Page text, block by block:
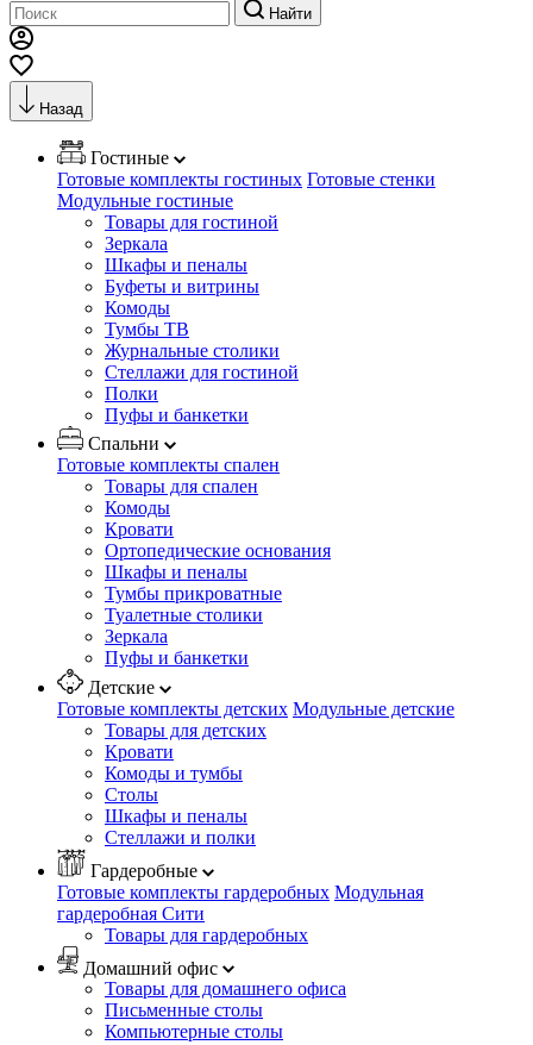
Найти
Назад
Гостиные
Готовые комплекты гостиных Готовые стенки
Модульные гостиные
Товары для гостиной
Зеркала
Шкафы и пеналы
Буфеты и витрины
Комоды
Тумбы ТВ
Журнальные столики
Стеллажи для гостиной
Полки
Пуфы и банкетки
Спальни
Готовые комплекты спален
Товары для спален
Комоды
Кровати
Ортопедические основания
Шкафы и пеналы
Тумбы прикроватные
Туалетные столики
Зеркала
Пуфы и банкетки
Детские
Готовые комплекты детских Модульные детские
Товары для детских
Кровати
Комоды и тумбы
Столы
Шкафы и пеналы
Стеллажи и полки
Гардеробные
Готовые комплекты гардеробных Модульная
гардеробная Сити
Товары для гардеробных
Домашний офис
Товары для домашнего офиса
Письменные столы
Компьютерные столы